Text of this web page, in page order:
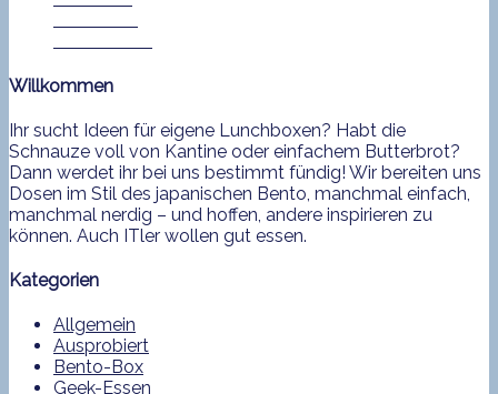
Willkommen
Ihr sucht Ideen für eigene Lunchboxen? Habt die
Schnauze voll von Kantine oder einfachem Butterbrot?
Dann werdet ihr bei uns bestimmt fündig! Wir bereiten uns
Dosen im Stil des japanischen Bento, manchmal einfach,
manchmal nerdig – und hoffen, andere inspirieren zu
können. Auch ITler wollen gut essen.
Kategorien
Allgemein
Ausprobiert
Bento-Box
Geek-Essen